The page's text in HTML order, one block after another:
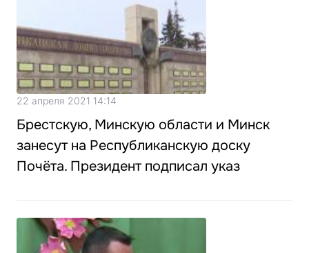
22 апреля 2021 14:14
Брестскую, Минскую области и Минск
занесут на Республиканскую доску
Почёта. Президент подписал указ